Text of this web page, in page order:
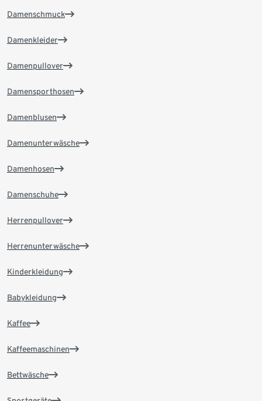
Damenschmuck
Damenkleider
Damenpullover
Damensporthosen
Damenblusen
Damenunterwäsche
Damenhosen
Damenschuhe
Herrenpullover
Herrenunterwäsche
Kinderkleidung
Babykleidung
Kaffee
Kaffeemaschinen
Bettwäsche